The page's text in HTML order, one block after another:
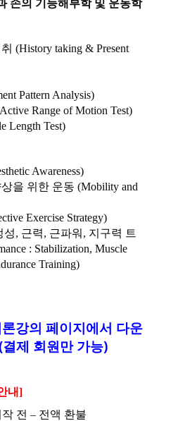
손의 기능해부학 및 운동학
(History taking & Present
Pattern Analysis)
Range of Motion Test)
Length Test)
Awareness)
을 위한 운동 (Mobility and
Exercise Strategy)
, 근력, 근파워, 지구력 트
: Stabilization, Muscle
Training)
강의 페이지에서 다운
제 회원만 가능)
내]
전 – 전액 환불